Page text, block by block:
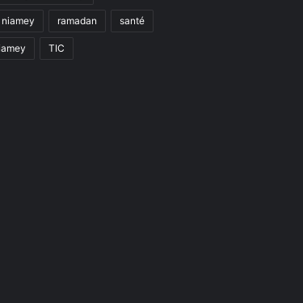
ramadan santé
TIC